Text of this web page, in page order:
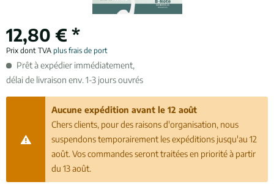
12,80 € *
Prix dont TVA plus frais de port
Prêt à expédier immédiatement,
délai de livraison env. 1-3 jours ouvrés
Aucune expédition avant le 12 août
Chers clients, pour des raisons d'organisation, nous
suspendons temporairement les expéditions jusqu'au 12
août. Vos commandes seront traitées en priorité à partir
du 13 août.